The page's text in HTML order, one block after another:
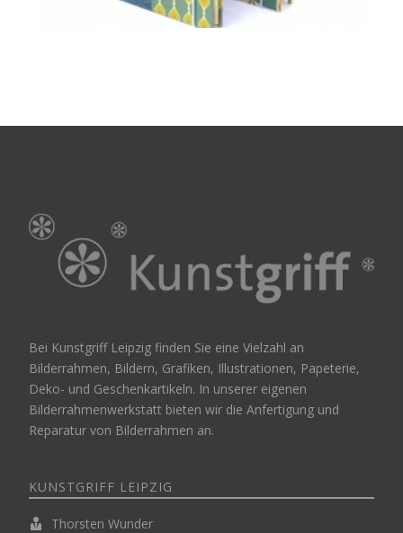
Bei Kunstgriff Leipzig finden Sie eine Vielzahl an
Bilderrahmen, Bildern, Grafiken, Illustrationen, Papeterie,
Deko- und Geschenkartikeln. In unserer eigenen
Bilderrahmenwerkstatt bieten wir die Anfertigung und
Reparatur von Bilderrahmen an.
KUNSTGRIFF LEIPZIG
Thorsten Wunder